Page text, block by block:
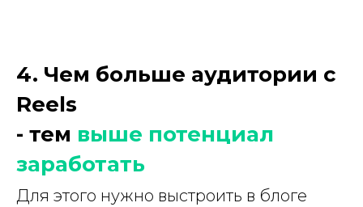
4. Чем больше аудитории с
Reels
- тем выше потенциал
заработать
Для этого нужно выстроить в блоге